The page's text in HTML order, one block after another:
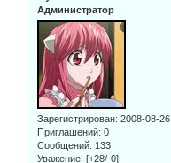
Администратор
Зарегистрирован: 2008-08-26
Приглашений: 0
Сообщений: 133
Уважение: [+28/-0]